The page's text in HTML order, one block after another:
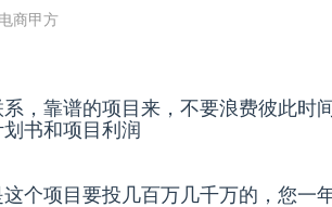
电商甲方
，靠谱的项目来，不要浪费彼此时
书和项目利润
个项目要投几百万几千万的，您一